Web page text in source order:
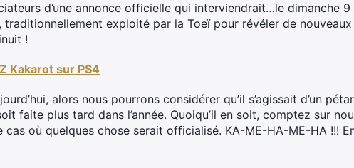
d’une annonce officielle qui interviendrait…le dimanche 9
traditionnellement exploité par la Toeï pour révéler de
!
Kakarot sur PS4
alors nous pourrons considérer qu’il s’agissait d’un
faite plus tard dans l’année. Quoiqu’il en soit, comptez sur
cas où quelques chose serait officialisé. KA-ME-HA-ME-HA !!!